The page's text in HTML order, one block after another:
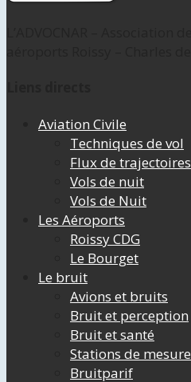
Aviation Civile
Techniques de vol
Flux de trajectoires
Vols de nuit
Vols de Nuit
Les Aéroports
Roissy CDG
Le Bourget
Le bruit
Avions et bruits
Bruit et perception
Bruit et santé
Stations de mesure
Bruitparif